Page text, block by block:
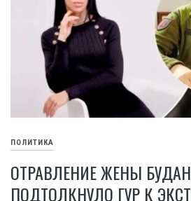
ПОЛИТИКА
ОТРАВЛЕНИЕ ЖЕНЫ
ПОДТОЛКНУЛО ГУР К